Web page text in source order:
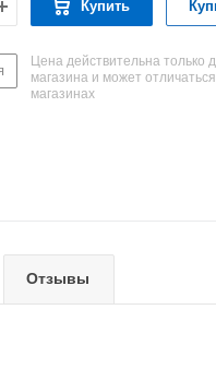
Купить
Цена действительна только
магазина и может
магазинах
Отзывы